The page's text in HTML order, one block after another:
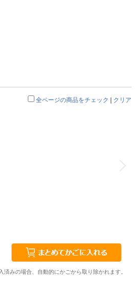
全ページの商品をチェック クリア
みの場合、自動的にかごから取り除かれます。